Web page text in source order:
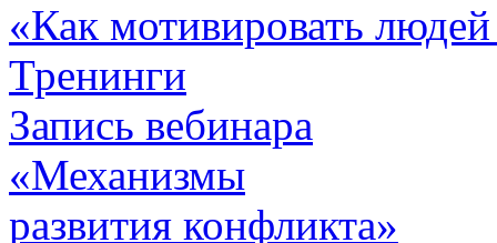
«Как мотивировать
Тренинги
Запись вебинара
«Механизмы
развития конфликта»